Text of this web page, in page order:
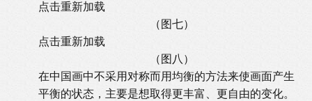
点击重新加载
（图七）
点击重新加载
（图八）
在中国画中不采用对称而用均衡的方法来使画面产生
平衡的状态，主要是想取得更丰富、更自由的变化。